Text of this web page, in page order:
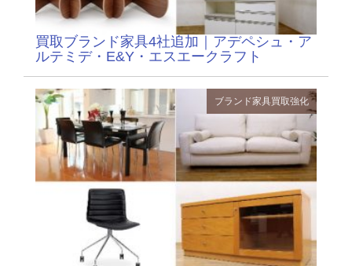
買取ブランド家具4社追加｜アデペシュ・ア
ルテミデ・E&Y・エスエークラフト
ブランド家具買取強化